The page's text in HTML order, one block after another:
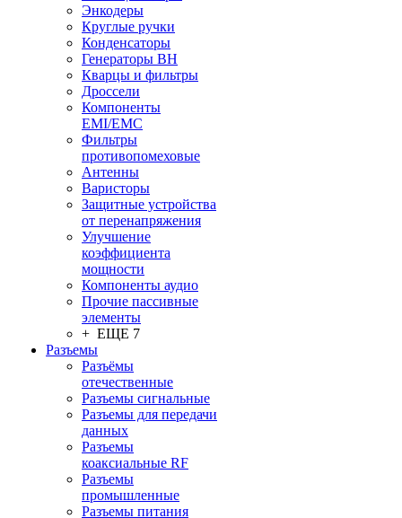
Энкодеры
Круглые ручки
Конденсаторы
Генераторы ВН
Кварцы и фильтры
Дроссели
Компоненты
EMI/EMC
Фильтры
противопомеховые
Антенны
Варисторы
Защитные устройства
от перенапряжения
Улучшение
коэффициента
мощности
Компоненты аудио
Прочие пассивные
элементы
+ ЕЩЕ 7
Разъeмы
Разъёмы
отечественные
Разъeмы сигнальные
Разъeмы для передачи
данных
Разъeмы
коаксиальные RF
Разъeмы
промышленные
Разъeмы питания